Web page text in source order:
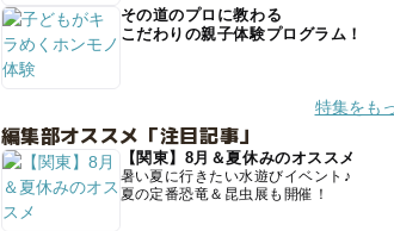
その道のプロに教わる
こだわりの親子体験プログラム！
特集をも
編集部オススメ「注目記事」
【関東】8月＆夏休みのオススメ
暑い夏に行きたい水遊びイベント♪
夏の定番恐竜＆昆虫展も開催！